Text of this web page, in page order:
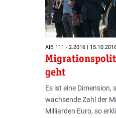
AIB 111 - 2.2016 |
geht
Es ist eine
wachsende Zahl der
Milliarden Euro, so